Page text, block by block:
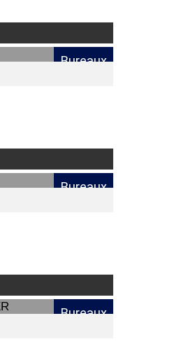
Bureaux
Bureaux
Bureaux